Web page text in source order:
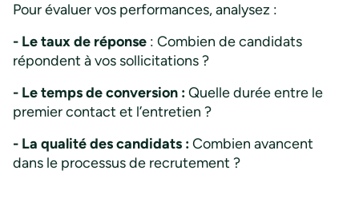
Pour évaluer vos performances, analysez :
- Le taux de réponse : Combien de candidats
répondent à vos sollicitations ?
- Le temps de conversion :Quelle durée entre le
premier contact et l’entretien ?
- La qualité des candidats :Combien avancent
dans le processus de recrutement ?